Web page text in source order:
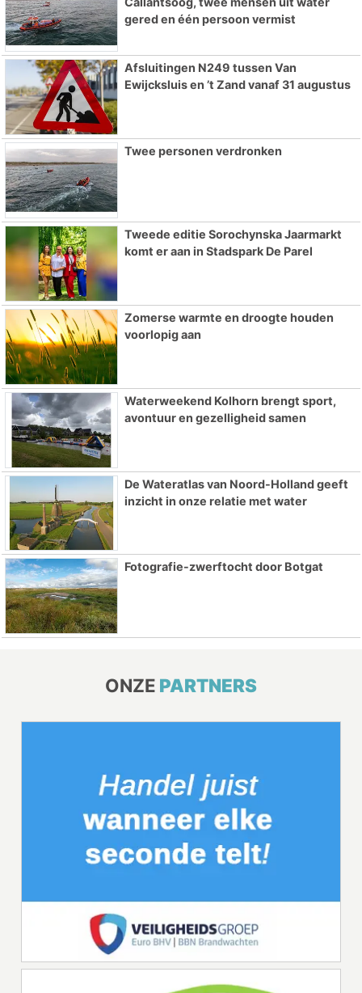
gered en één persoon vermist
Afsluitingen N249 tussen Van
Ewijcksluis en ’t Zand vanaf 31 augustus
Twee personen verdronken
Tweede editie Sorochynska Jaarmarkt
komt er aan in Stadspark De Parel
Zomerse warmte en droogte houden
voorlopig aan
Waterweekend Kolhorn brengt sport,
avontuur en gezelligheid samen
De Wateratlas van Noord-Holland geeft
inzicht in onze relatie met water
Fotografie-zwerftocht door Botgat
ONZE PARTNERS